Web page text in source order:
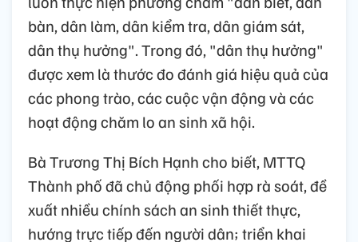
bàn, dân làm, dân kiểm tra, dân giám sát,
dân thụ hưởng". Trong đó, "dân thụ hưởng"
được xem là thước đo đánh giá hiệu quả của
các phong trào, các cuộc vận động và các
hoạt động chăm lo an sinh xã hội.
Bà Trương Thị Bích Hạnh cho biết, MTTQ
Thành phố đã chủ động phối hợp rà soát, đề
xuất nhiều chính sách an sinh thiết thực,
hướng trực tiếp đến người dân; triển khai